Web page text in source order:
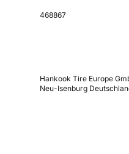
468867
Hankook Tire Europe
Neu-Isenburg